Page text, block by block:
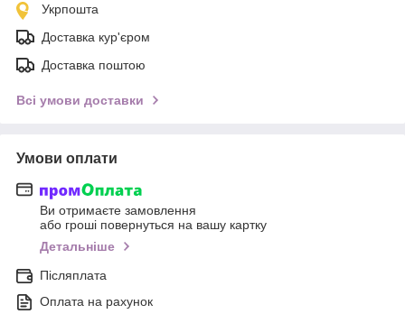
Укрпошта
Доставка кур'єром
Доставка поштою
Всі умови доставки
Умови оплати
Ви отримаєте замовлення
або гроші повернуться на вашу картку
Детальніше
Післяплата
Оплата на рахунок